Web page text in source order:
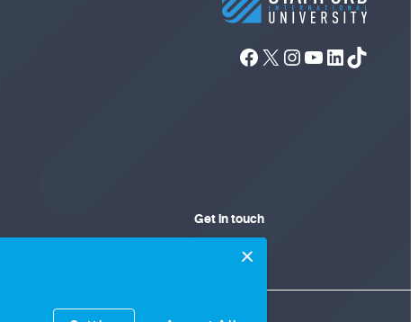
Facebook
X Instagram
YouTube
LinkedIn
TikTok
Get in touch
+662 769 4000